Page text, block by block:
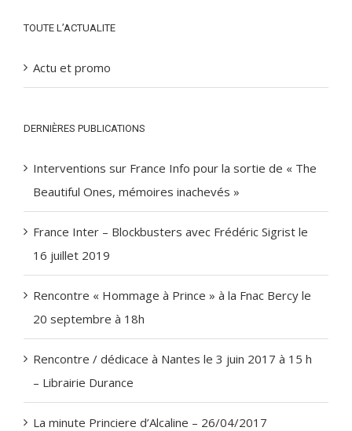
TOUTE L’ACTUALITE
Actu et promo
DERNIÈRES PUBLICATIONS
Interventions sur France Info pour la sortie de « The
Beautiful Ones, mémoires inachevés »
France Inter – Blockbusters avec Frédéric Sigrist le
16 juillet 2019
Rencontre « Hommage à Prince » à la Fnac Bercy le
20 septembre à 18h
Rencontre / dédicace à Nantes le 3 juin 2017 à 15 h
– Librairie Durance
La minute Princiere d’Alcaline – 26/04/2017